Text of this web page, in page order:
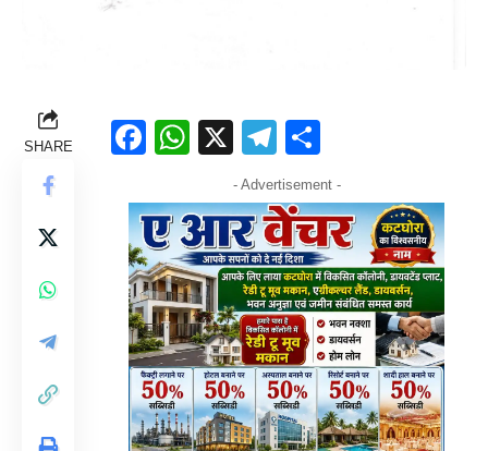
SHARE Facebook
WhatsApp
X Telegram
- Advertisement -